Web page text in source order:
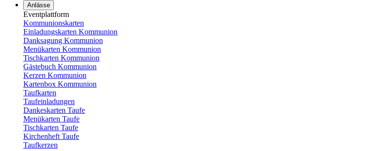
Anlässe
Eventplattform
Kommunionskarten
Einladungskarten Kommunion
Danksagung Kommunion
Menükarten Kommunion
Tischkarten Kommunion
Gästebuch Kommunion
Kerzen Kommunion
Kartenbox Kommunion
Taufkarten
Taufeinladungen
Dankeskarten Taufe
Menükarten Taufe
Tischkarten Taufe
Kirchenheft Taufe
Taufkerzen